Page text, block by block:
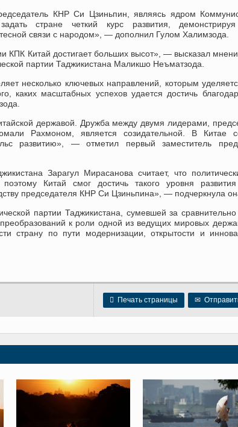
КНР Си Цзиньпин, являясь ядром
стране четкий курс развития,
связи с народом» , — дополнил Гулом Халимзода.
КПК Китай достигает больших высот», — высказал
партии Таджикистана Маликшо Неъматзода.
несколько ключевых направлений, которым
каких масштабных успехов удается достичь
державой. Дружба между двумя лидерами,
Рахмоном, является созидательной. В Китае
развитию» , — отметил первый заместитель
Зарагул Мирасанова считает, что
Китай смог достичь такого уровня
председателя КНР Си Цзиньпина» , — подчеркнула
партии Таджикистана , сумевшей за сравнительно
к роли одной из ведущих мировых
страну по пути модернизации, открытости и
 Печать страницы ✉